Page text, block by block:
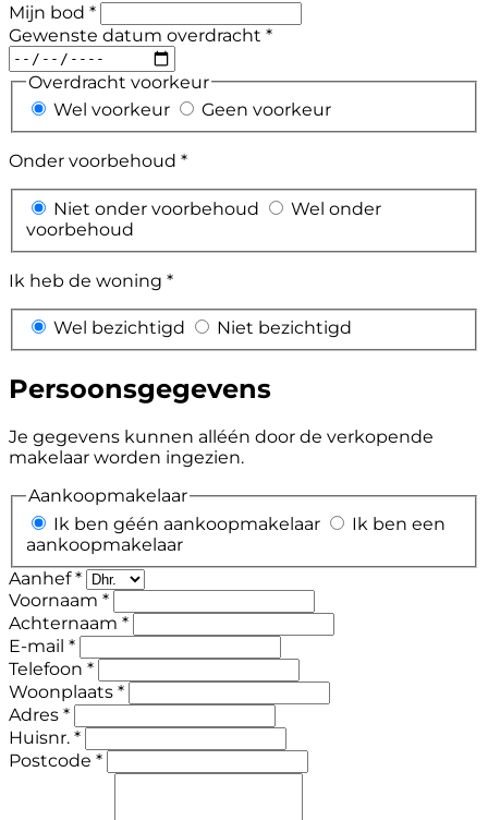
Mijn bod *
Gewenste datum overdracht *
Overdracht voorkeur
Wel voorkeur
Geen voorkeur
Onder voorbehoud *
Niet onder voorbehoud
Wel onder
voorbehoud
Ik heb de woning *
Wel bezichtigd Niet bezichtigd
Persoonsgegevens
Je gegevens kunnen alléén door de verkopende
makelaar worden ingezien.
Aankoopmakelaar
Ik ben géén aankoopmakelaar
Ik ben een
aankoopmakelaar
Aanhef *
Voornaam *
Achternaam *
E-mail *
Telefoon *
Woonplaats *
Adres *
Huisnr. *
Postcode *